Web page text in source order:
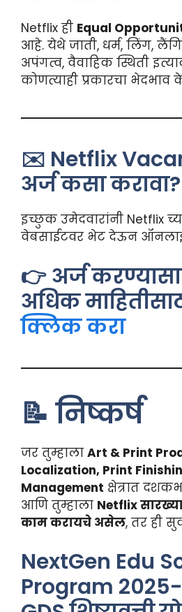
Netflix ही Equal
आहे. येथे जाती, धर्म, लिंग,
अपंगत्व, वैवाहिक स्थिती
कोणत्याही प्रकारचा भेदभाव
✉️ Netflix
अर्ज कसा करावा?
इच्छुक उमेदवारांनी Netflix
वेबसाईटवर भेट देऊन
👉 अर्ज
अधिक
क्लिक करा
📝 निष्कर्ष
जर तुम्हाला Art & Print
Localization, Print
Management क्षेत्रात
आणि तुम्हाला Netflix
काम करायचे असेल, तर ही
NextGen Edu
Program 2025-